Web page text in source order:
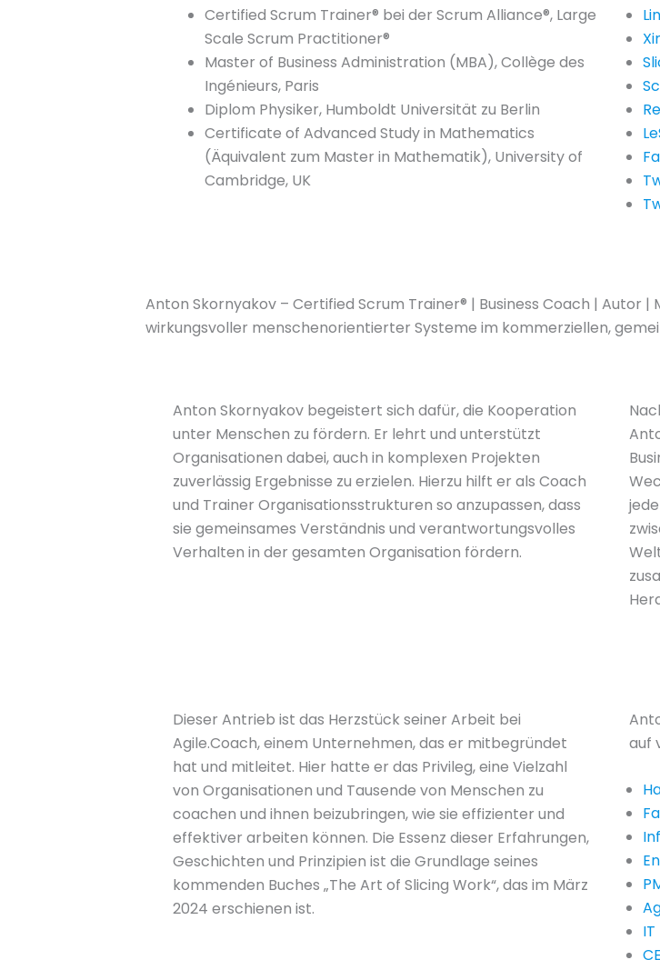
Certified Scrum Trainer® bei der Scrum Alliance®, Large
Scale Scrum Practitioner®
Master of Business Administration (MBA), Collège des
Ingénieurs, Paris
Diplom Physiker, Humboldt Universität zu Berlin
Certificate of Advanced Study in Mathematics
(Äquivalent zum Master in Mathematik), University of
Cambridge, UK
Anton Skornyakov – Certified Scrum Trainer® | Business Coach | Autor
wirkungsvoller menschenorientierter Systeme im kommerziellen,
Anton Skornyakov begeistert sich dafür, die Kooperation
unter Menschen zu fördern. Er lehrt und unterstützt
Organisationen dabei, auch in komplexen Projekten
zuverlässig Ergebnisse zu erzielen. Hierzu hilft er als Coach
und Trainer Organisationsstrukturen so anzupassen, dass
sie gemeinsames Verständnis und verantwortungsvolles
Verhalten in der gesamten Organisation fördern.
Dieser Antrieb ist das Herzstück seiner Arbeit bei
Agile.Coach, einem Unternehmen, das er mitbegründet
hat und mitleitet. Hier hatte er das Privileg, eine Vielzahl
von Organisationen und Tausende von Menschen zu
coachen und ihnen beizubringen, wie sie effizienter und
effektiver arbeiten können. Die Essenz dieser Erfahrungen,
Geschichten und Prinzipien ist die Grundlage seines
kommenden Buches „The Art of Slicing Work“, das im März
2024 erschienen ist.
auf